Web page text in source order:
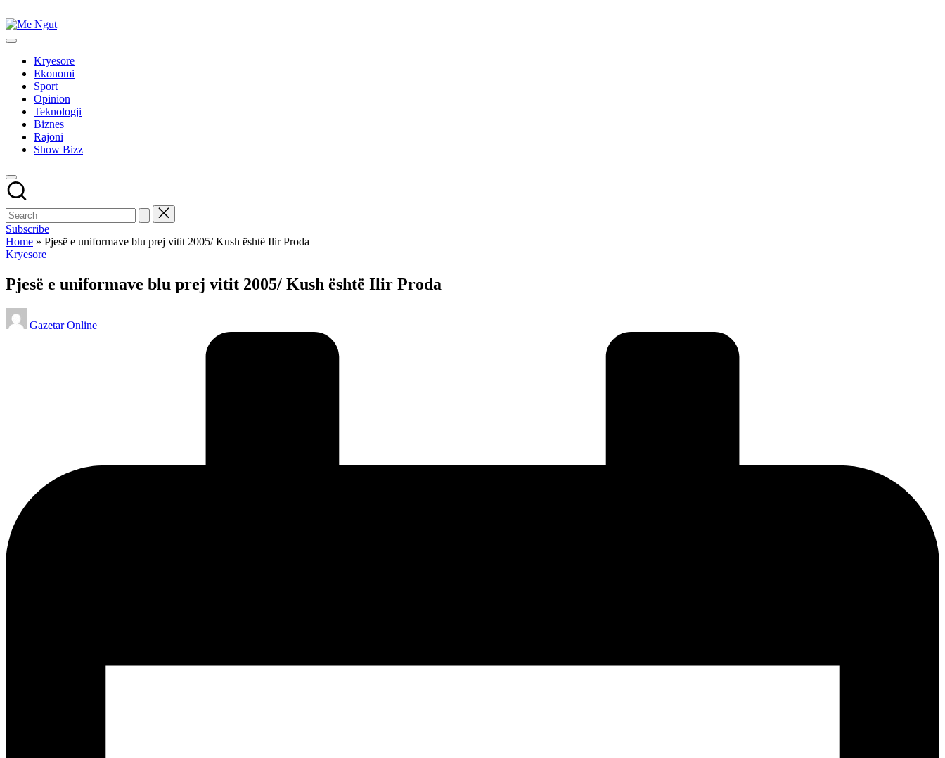
to
content
Me
Këtu
lajmet
ngut
Kryesore
Ekonomi
Sport
Opinion
Teknologji
Biznes
Rajoni
Show Bizz
Subscribe
Home » Pjesë e uniformave blu prej vitit 2005/ Kush është Ilir Proda
Posted
Kryesore
Pjesë e uniformave blu prej vitit 2005/ Kush është Ilir Proda
Posted
by
Gazetar Online